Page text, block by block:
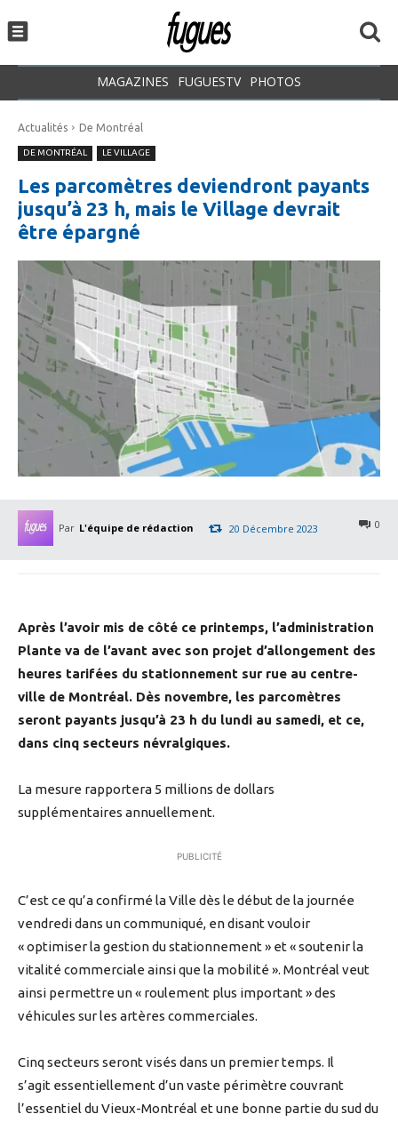
MAGAZINES FUGUESTV PHOTOS
Actualités De Montréal
DE MONTRÉAL LE VILLAGE
Les parcomètres deviendront payants
jusqu’à 23 h, mais le Village devrait
être épargné
Par L'équipe de rédaction 0
20 Décembre 2023
Après l’avoir mis de côté ce printemps, l’administration
Plante va de l’avant avec son projet d’allongement des
heures tarifées du stationnement sur rue au centre-
ville de Montréal. Dès novembre, les parcomètres
seront payants jusqu’à 23 h du lundi au samedi, et ce,
dans cinq secteurs névralgiques.
La mesure rapportera 5 millions de dollars
supplémentaires annuellement.
PUBLICITÉ
C’est ce qu’a confirmé la Ville dès le début de la journée
vendredi dans un communiqué, en disant vouloir
« optimiser la gestion du stationnement » et « soutenir la
vitalité commerciale ainsi que la mobilité ». Montréal veut
ainsi permettre un « roulement plus important » des
véhicules sur les artères commerciales.
Cinq secteurs seront visés dans un premier temps. Il
s’agit essentiellement d’un vaste périmètre couvrant
l’essentiel du Vieux-Montréal et une bonne partie du sud du